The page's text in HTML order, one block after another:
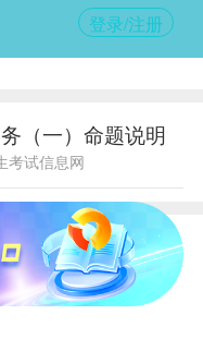
登录/注册
（一）命题说明
考试信息网